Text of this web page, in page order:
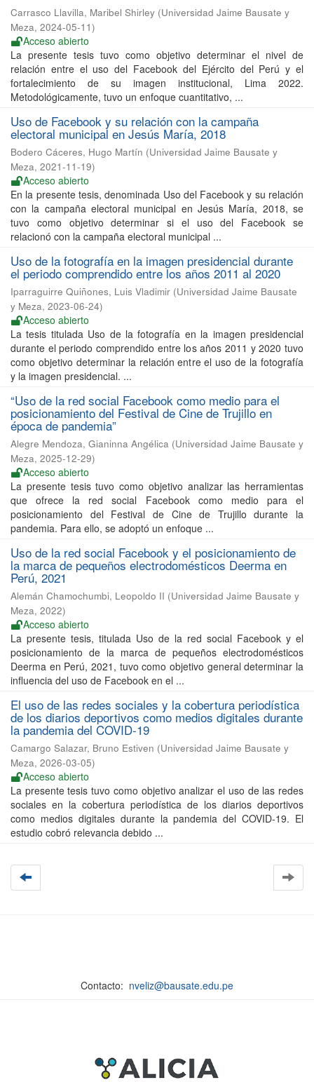
Carrasco Llavilla, Maribel Shirley (Universidad Jaime Bausate y
Meza, 2024-05-11)
Acceso abierto
La presente tesis tuvo como objetivo determinar el nivel de
relación entre el uso del Facebook del Ejército del Perú y el
fortalecimiento de su imagen institucional, Lima 2022.
Metodológicamente, tuvo un enfoque cuantitativo, ...
Uso de Facebook y su relación con la campaña
electoral municipal en Jesús María, 2018
Bodero Cáceres, Hugo Martín (Universidad Jaime Bausate y
Meza, 2021-11-19)
Acceso abierto
En la presente tesis, denominada Uso del Facebook y su relación
con la campaña electoral municipal en Jesús María, 2018, se
tuvo como objetivo determinar si el uso del Facebook se
relacionó con la campaña electoral municipal ...
Uso de la fotografía en la imagen presidencial durante
el periodo comprendido entre los años 2011 al 2020
Iparraguirre Quiñones, Luis Vladimir (Universidad Jaime Bausate
y Meza, 2023-06-24)
Acceso abierto
La tesis titulada Uso de la fotografía en la imagen presidencial
durante el periodo comprendido entre los años 2011 y 2020 tuvo
como objetivo determinar la relación entre el uso de la fotografía
y la imagen presidencial. ...
“Uso de la red social Facebook como medio para el
posicionamiento del Festival de Cine de Trujillo en
época de pandemia”
Alegre Mendoza, Gianinna Angélica (Universidad Jaime Bausate y
Meza, 2025-12-29)
Acceso abierto
La presente tesis tuvo como objetivo analizar las herramientas
que ofrece la red social Facebook como medio para el
posicionamiento del Festival de Cine de Trujillo durante la
pandemia. Para ello, se adoptó un enfoque ...
Uso de la red social Facebook y el posicionamiento de
la marca de pequeños electrodomésticos Deerma en
Perú, 2021
Alemán Chamochumbi, Leopoldo II (Universidad Jaime Bausate y
Meza, 2022)
Acceso abierto
La presente tesis, titulada Uso de la red social Facebook y el
posicionamiento de la marca de pequeños electrodomésticos
Deerma en Perú, 2021, tuvo como objetivo general determinar la
influencia del uso de Facebook en el ...
El uso de las redes sociales y la cobertura periodística
de los diarios deportivos como medios digitales durante
la pandemia del COVID-19
Camargo Salazar, Bruno Estiven (Universidad Jaime Bausate y
Meza, 2026-03-05)
Acceso abierto
La presente tesis tuvo como objetivo analizar el uso de las redes
sociales en la cobertura periodística de los diarios deportivos
como medios digitales durante la pandemia del COVID-19. El
estudio cobró relevancia debido ...
Contacto: nveliz@bausate.edu.pe